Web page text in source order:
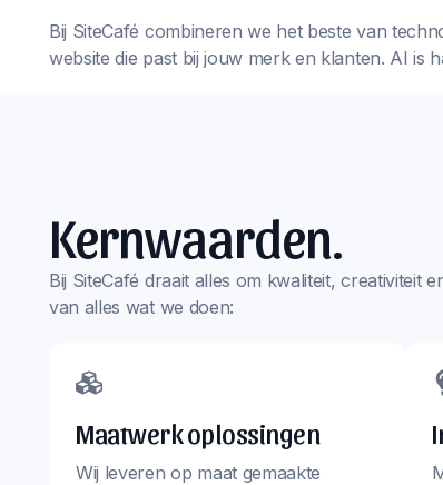
Bij SiteCafé combineren we het beste van
website die past bij jouw merk en klanten. AI is
Kernwaarden.
Bij SiteCafé draait alles om kwaliteit, creativiteit
van alles wat we doen:
Maatwerk oplossingen
Wij leveren op maat gemaakte